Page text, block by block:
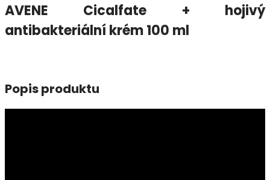
AVENE Cicalfate + hojivý
antibakteriální krém 100 ml
Popis produktu